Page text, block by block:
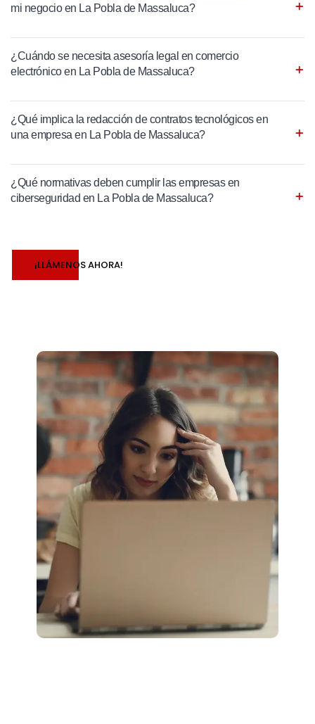
mi negocio en La Pobla de Massaluca?
¿Cuándo se necesita asesoría legal en comercio
electrónico en La Pobla de Massaluca?
¿Qué implica la redacción de contratos tecnológicos en
una empresa en La Pobla de Massaluca?
¿Qué normativas deben cumplir las empresas en
ciberseguridad en La Pobla de Massaluca?
¡LLÁMENOS AHORA!